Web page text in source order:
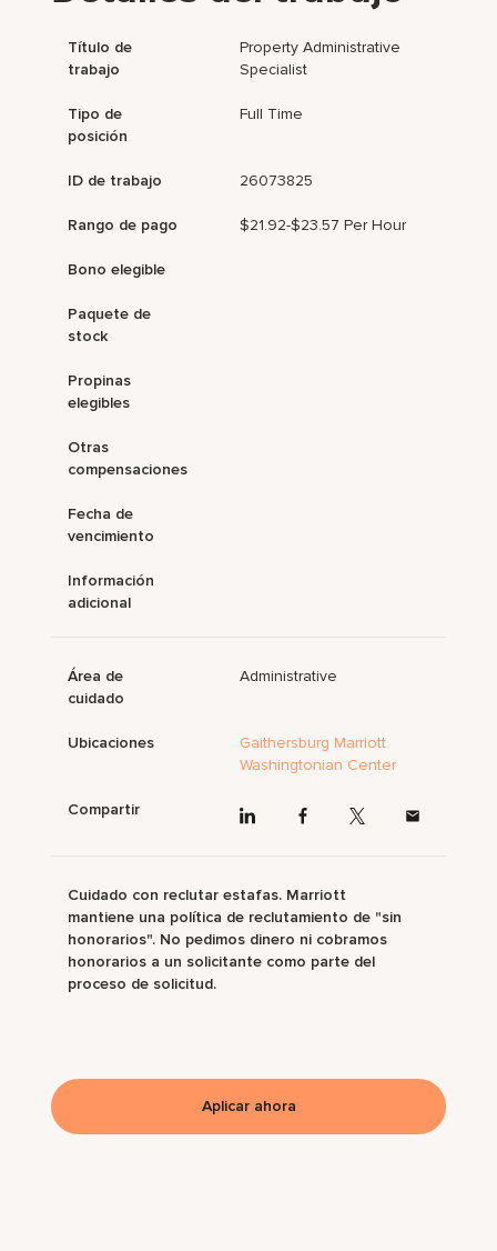
Título de
trabajo
Property Administrative
Specialist
Tipo de
posición
Full Time
ID de trabajo 26073825
Rango de pago $21.92-$23.57 Per Hour
Bono elegible
Paquete de
stock
Propinas
elegibles
Otras
compensaciones
Fecha de
vencimiento
Información
adicional
Área de
cuidado
Administrative
Ubicaciones
Gaithersburg Marriott
Washingtonian Center
Compartir
Cuidado con reclutar estafas. Marriott
mantiene una política de reclutamiento de "sin
honorarios". No pedimos dinero ni cobramos
honorarios a un solicitante como parte del
proceso de solicitud.
Aplicar ahora